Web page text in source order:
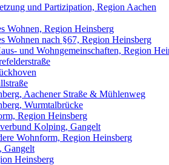
und Partizipation, Region Aachen
Wohnen, Region Heinsberg
Wohnen nach §67, Region Heinsberg
und Wohngemeinschaften, Region
Aachener Straße & Mühlenweg
Wurmtalbrücke
Region Heinsberg
Kolping, Gangelt
Wohnform, Region Heinsberg
Gangelt
Heinsberg